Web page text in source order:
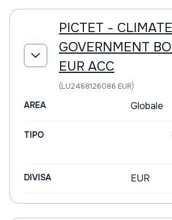
PICTET - CLIMATE
GOVERNMENT
EUR ACC
(LU2468126086 EUR)
AREA Globale
TIPO
DIVISA EUR